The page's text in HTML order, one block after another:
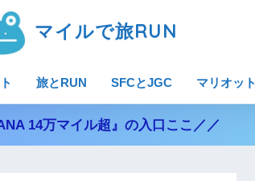
マイルで旅RUN
旅とRUN SFCとJGC マリオット
14万マイル超』の入口ここ／／